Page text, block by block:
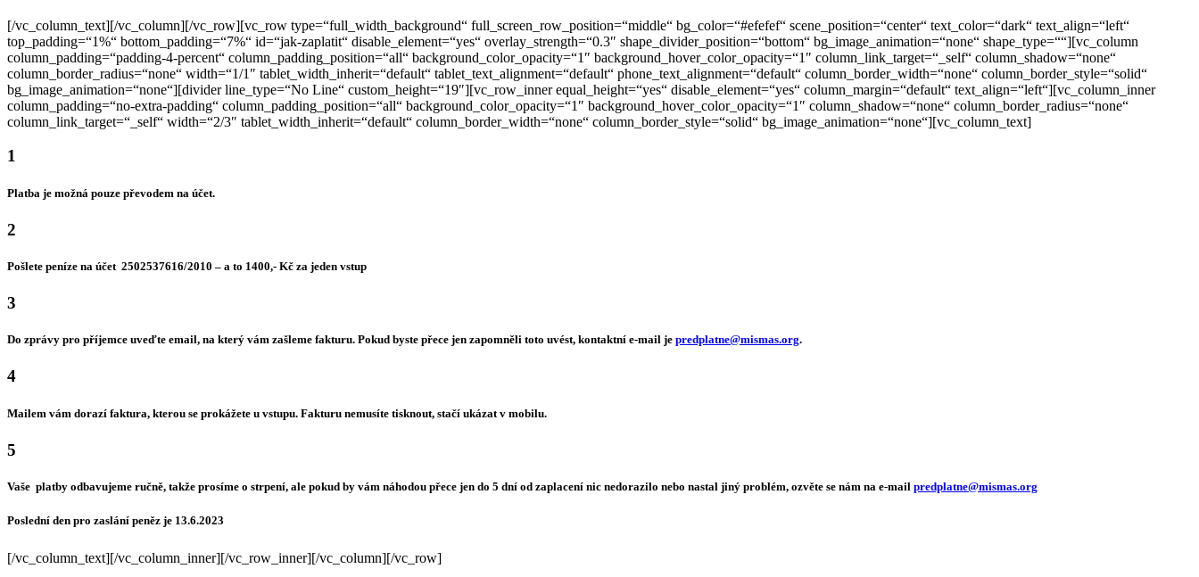
[/vc_column_text][/vc_column][/vc_row][vc_row type=“full_width_background“ full_screen_row_position=“middle“ bg_color=“#efefef“ scene_position=“center“ text_color=“dark“ text_align=“left“
top_padding=“1%“ bottom_padding=“7%“ id=“jak-zaplatit“ disable_element=“yes“ overlay_strength=“0.3″ shape_divider_position=“bottom“ bg_image_animation=“none“ shape_type=““][vc_column
column_padding=“padding-4-percent“ column_padding_position=“all“ background_color_opacity=“1″ background_hover_color_opacity=“1″ column_link_target=“_self“ column_shadow=“none“
column_border_radius=“none“ width=“1/1″ tablet_width_inherit=“default“ tablet_text_alignment=“default“ phone_text_alignment=“default“ column_border_width=“none“ column_border_style=“solid“
bg_image_animation=“none“][divider line_type=“No Line“ custom_height=“19″][vc_row_inner equal_height=“yes“ disable_element=“yes“ column_margin=“default“ text_align=“left“][vc_column_inner
column_padding=“no-extra-padding“ column_padding_position=“all“ background_color_opacity=“1″ background_hover_color_opacity=“1″ column_shadow=“none“ column_border_radius=“none“
column_link_target=“_self“ width=“2/3″ tablet_width_inherit=“default“ column_border_width=“none“ column_border_style=“solid“ bg_image_animation=“none“][vc_column_text]
1
Platba je možná pouze převodem na účet.
2
Pošlete peníze na účet 2502537616/2010 – a to 1400,- Kč za jeden vstup
3
Do zprávy pro příjemce uveďte email, na který vám zašleme fakturu. Pokud byste přece jen zapomněli toto uvést, kontaktní e-mail je predplatne@mismas.org.
4
Mailem vám dorazí faktura, kterou se prokážete u vstupu. Fakturu nemusíte tisknout, stačí ukázat v mobilu.
5
Vaše platby odbavujeme ručně, takže prosíme o strpení, ale pokud by vám náhodou přece jen do 5 dní od zaplacení nic nedorazilo nebo nastal jiný problém, ozvěte se nám na e-mail predplatne@mismas.org
Poslední den pro zaslání peněz je 13.6.2023
[/vc_column_text][/vc_column_inner][/vc_row_inner][/vc_column][/vc_row]